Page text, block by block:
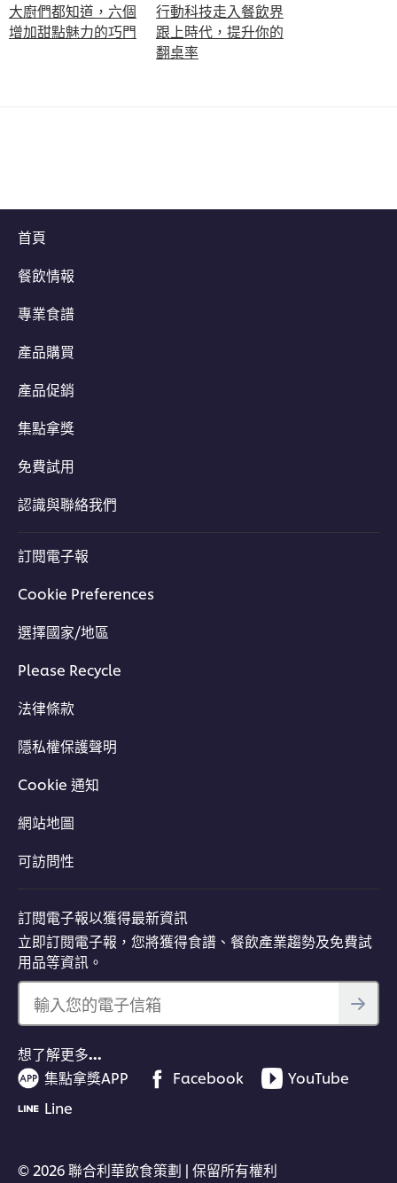
大廚們都知道，六個
增加甜點魅力的巧門
行動科技走入餐飲界
跟上時代，提升你的
翻桌率
首頁
餐飲情報
專業食譜
產品購買
產品促銷
集點拿獎
免費試用
認識與聯絡我們
訂閱電子報
Cookie Preferences
選擇國家/地區
Please Recycle
法律條款
隱私權保護聲明
Cookie 通知
網站地圖
可訪問性
訂閱電子報以獲得最新資訊
立即訂閱電子報，您將獲得食譜、餐飲產業趨勢及免費試
用品等資訊。
輸入您的電子信箱
想了解更多…
集點拿獎APP
Facebook
YouTube
Line
© 2026 聯合利華飲食策劃 | 保留所有權利